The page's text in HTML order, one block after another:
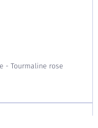
- Tourmaline rose